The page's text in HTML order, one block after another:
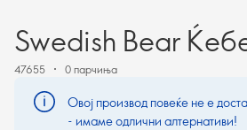
Swedish Bear
47655 0 парчиња
Овој производ повеќе не е
- имаме одлични алтернативи!